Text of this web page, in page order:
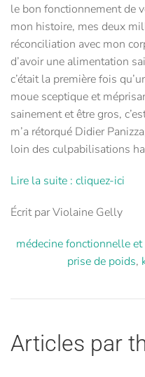
le bon fonctionnement de
mon histoire, mes deux
réconciliation avec mon
d’avoir une alimentation
c’était la première fois
moue sceptique et
sainement et être gros,
m’a rétorqué Didier
loin des culpabilisations
Lire la suite : cliquez-ici
Écrit par Violaine Gelly
médecine fonctionnelle
prise de poids,
Articles par